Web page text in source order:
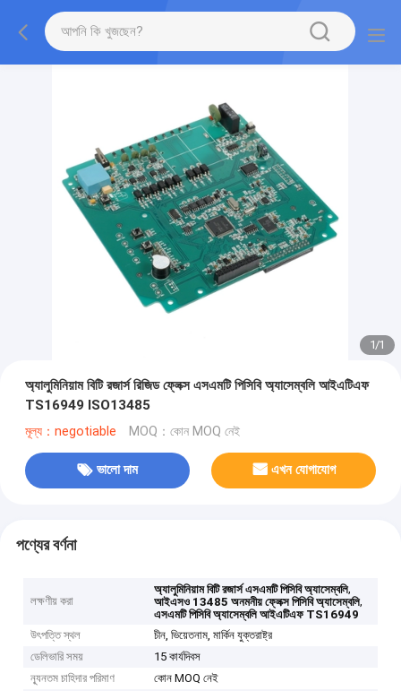
1/1
অ্যালুমিনিয়াম বিটি রজার্স রিজিড ফ্লেক্স এসএমটি পিসিবি অ্যাসেম্বলি আইএটিএফ
TS16949 ISO13485
মূল্য：negotiable MOQ：কোন MOQ নেই
ভালো দাম এখন যোগাযোগ
পণ্যের বর্ণনা
লক্ষণীয় করা
অ্যালুমিনিয়াম বিটি রজার্স এসএমটি পিসিবি অ্যাসেম্বলি,
আইএসও 13485 অনমনীয় ফ্লেক্স পিসিবি অ্যাসেম্বলি,
এসএমটি পিসিবি অ্যাসেম্বলি আইএটিএফ TS16949
উৎপত্তি স্থল
চীন, ভিয়েতনাম, মার্কিন যুক্তরাষ্ট্র
ডেলিভারি সময়
15 কার্যদিবস
ন্যূনতম চাহিদার পরিমাণ
কোন MOQ নেই